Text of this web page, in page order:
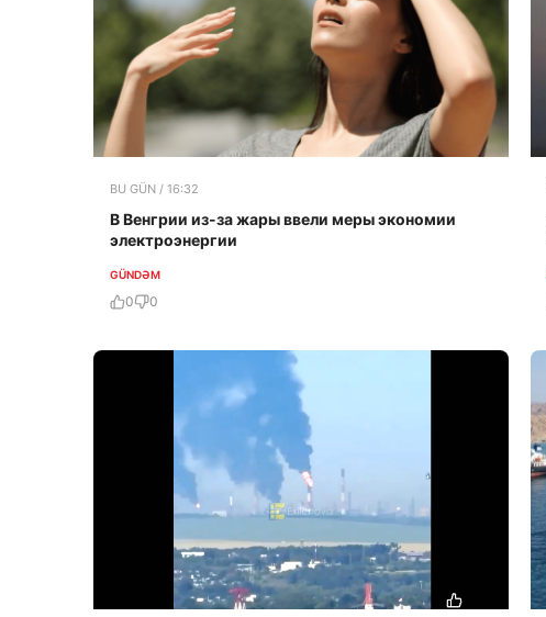
BU GÜN / 16:32
В Венгрии из-за жары ввели меры экономии
электроэнергии
GÜNDƏM
0 0